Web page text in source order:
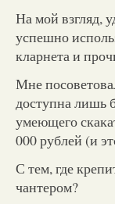
На мой взгляд,
успешно
кларнета и
Мне
доступна лишь
умеющего
000 рублей (и
С тем, где
чантером?